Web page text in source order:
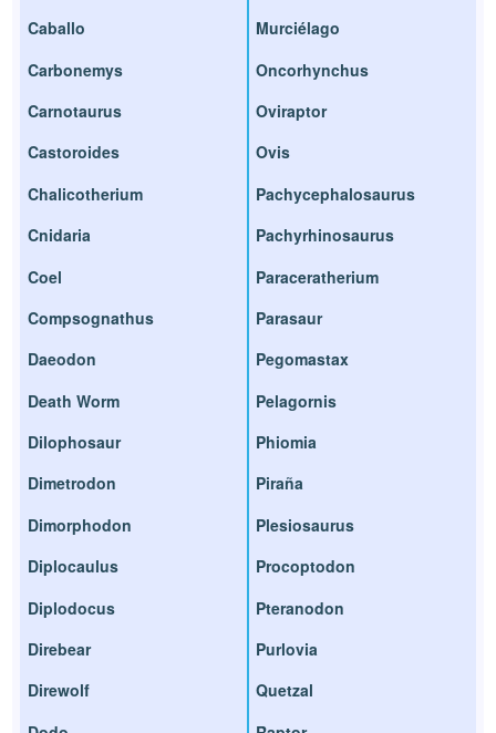
Caballo
Carbonemys
Carnotaurus
Castoroides
Chalicotherium
Cnidaria
Coel
Compsognathus
Daeodon
Death Worm
Dilophosaur
Dimetrodon
Dimorphodon
Diplocaulus
Diplodocus
Direbear
Direwolf
Murciélago
Oncorhynchus
Oviraptor
Ovis
Pachycephalosaurus
Pachyrhinosaurus
Paraceratherium
Parasaur
Pegomastax
Pelagornis
Phiomia
Piraña
Plesiosaurus
Procoptodon
Pteranodon
Purlovia
Quetzal